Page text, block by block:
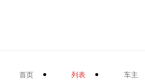
首页 列表 车主